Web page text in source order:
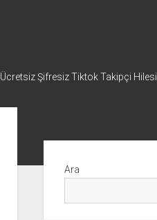
Ücretsiz Şifresiz Tiktok Takipçi Hilesi
Menü
Ara